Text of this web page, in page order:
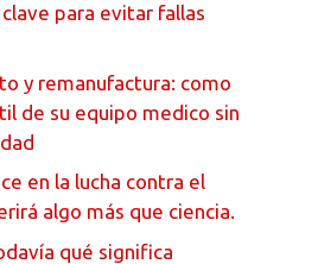
para evitar fallas
y remanufactura: como
de su equipo medico sin
en la lucha contra el
algo más que ciencia.
qué significa